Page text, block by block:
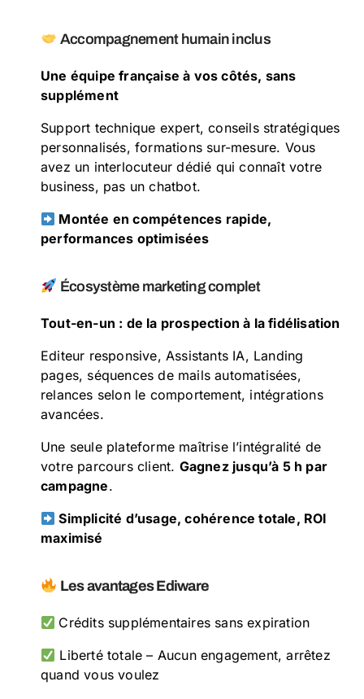
Accompagnement humain inclus
Une équipe française à vos côtés, sans
supplément
Support technique expert, conseils stratégiques
personnalisés, formations sur-mesure. Vous
avez un interlocuteur dédié qui connaît votre
business, pas un chatbot.
Montée en compétences rapide,
performances optimisées
Écosystème marketing complet
Tout-en-un : de la prospection à la fidélisation
Editeur responsive, Assistants IA, Landing
pages, séquences de mails automatisées,
relances selon le comportement, intégrations
avancées.
Une seule plateforme maîtrise l’intégralité de
votre parcours client. Gagnez jusqu’à 5 h par
campagne.
Simplicité d’usage, cohérence totale, ROI
maximisé
Les avantages Ediware
Crédits supplémentaires sans expiration
Liberté totale – Aucun engagement, arrêtez
quand vous voulez